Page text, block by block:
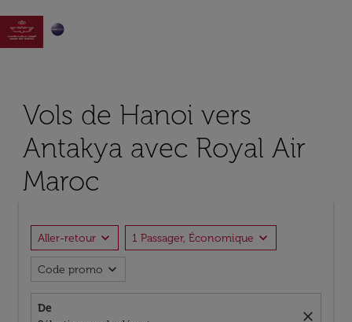

Vols de Hanoi vers
Antakya avec Royal Air
Maroc
Aller-retour expand_more 1 Passager, Économique expand_more
Code promo expand_more
De
close